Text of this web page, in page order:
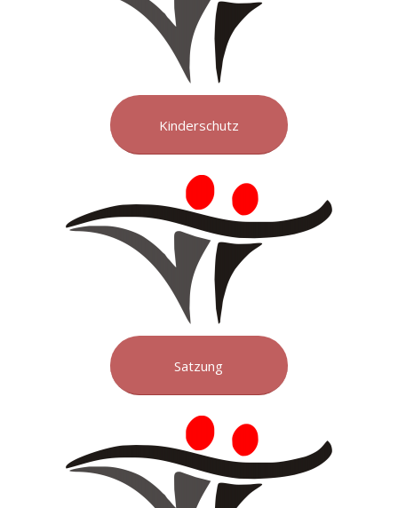
Kinderschutz
Satzung